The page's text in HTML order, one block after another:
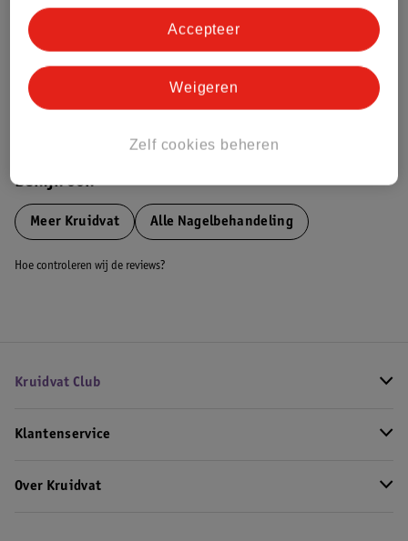
Impact Score.
Meer informatie
Bestel & Bezorginformatie
Bekijk ook
Meer Kruidvat Alle Nagelbehandeling
Hoe controleren wij de reviews?
Kruidvat Club
Klantenservice
Over Kruidvat
Zelf cookies beheren
Weigeren
Accepteer